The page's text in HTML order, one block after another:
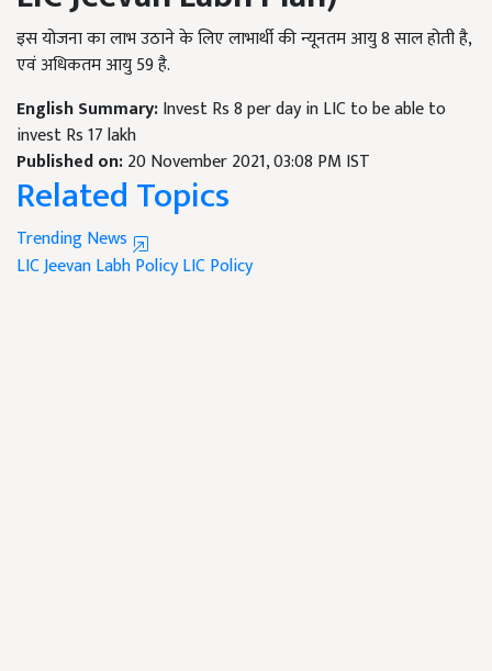
इस योजना का लाभ उठाने के लिए लाभार्थी की न्यूनतम आयु 8 साल होती है,
एवं अधिकतम आयु 59 है.
English Summary:Invest Rs 8 per day in LIC to be able to
invest Rs 17 lakh
Published on:20 November 2021, 03:08 PM IST
Related Topics
Trending News
LIC Jeevan Labh PolicyLIC Policy